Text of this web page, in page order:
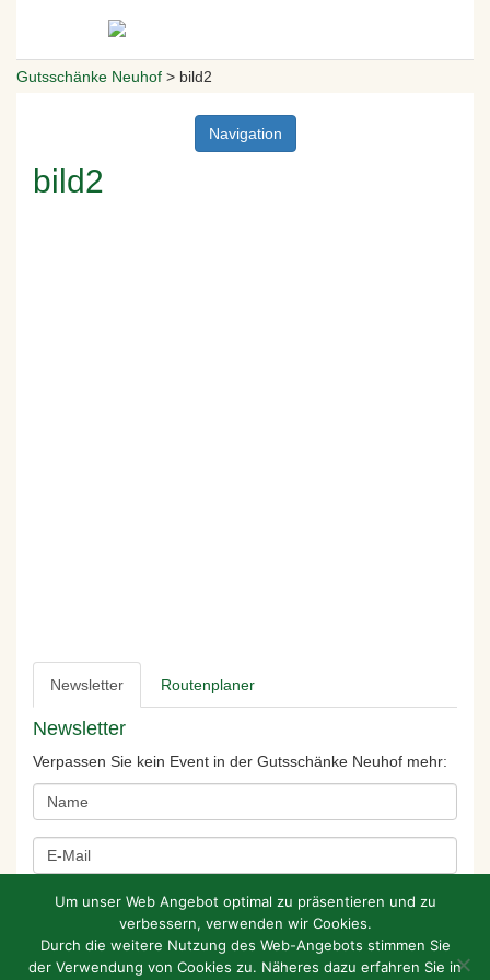
Gutsschänke Neuhof > bild2
Navigation
bild2
Newsletter Routenplaner
Newsletter
Verpassen Sie kein Event in der Gutsschänke Neuhof mehr:
Um unser Web Angebot optimal zu präsentieren und zu
verbessern, verwenden wir Cookies.
Durch die weitere Nutzung des Web-Angebots stimmen Sie
der Verwendung von Cookies zu. Näheres dazu erfahren Sie in